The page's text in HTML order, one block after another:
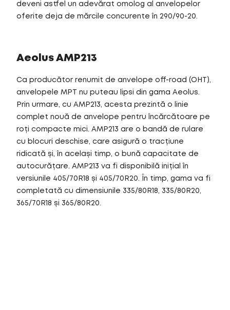
deveni astfel un adevărat omolog al anvelopelor
oferite deja de mărcile concurente în 290/90-20.
Aeolus AMP213
Ca producător renumit de anvelope off-road (OHT),
anvelopele MPT nu puteau lipsi din gama Aeolus.
Prin urmare, cu AMP213, acesta prezintă o linie
complet nouă de anvelope pentru încărcătoare pe
roți compacte mici. AMP213 are o bandă de rulare
cu blocuri deschise, care asigură o tracțiune
ridicată și, în același timp, o bună capacitate de
autocurățare. AMP213 va fi disponibilă inițial în
versiunile 405/70R18 și 405/70R20. În timp, gama va fi
completată cu dimensiunile 335/80R18, 335/80R20,
365/70R18 și 365/80R20.